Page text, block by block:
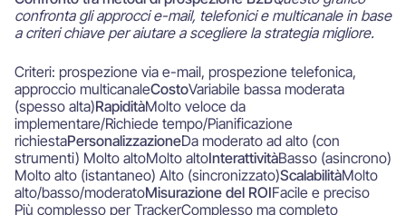
confronta gli approcci e-mail, telefonici e multicanale in base
a criteri chiave per aiutare a scegliere la strategia migliore.
Criteri: prospezione via e-mail, prospezione telefonica,
approccio multicanaleCostoVariabile bassa moderata
(spesso alta)RapiditàMolto veloce da
implementare/Richiede tempo/Pianificazione
richiestaPersonalizzazioneDa moderato ad alto (con
strumenti) Molto altoMolto altoInterattivitàBasso (asincrono)
Molto alto (istantaneo) Alto (sincronizzato)ScalabilitàMolto
alto/basso/moderatoMisurazione del ROIFacile e preciso
Più complesso per TrackerComplesso ma completo